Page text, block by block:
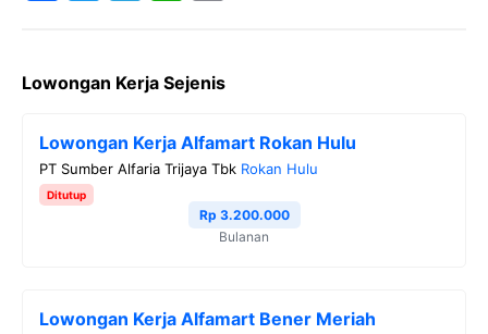
c
i
t
e
r
l
g
r
a
s
A
p
L
i
n
Lowongan Kerja Sejenis
Lowongan Kerja Alfamart Rokan Hulu
PT Sumber Alfaria Trijaya Tbk Rokan Hulu
Ditutup
Rp 3.200.000
Bulanan
Lowongan Kerja Alfamart Bener Meriah